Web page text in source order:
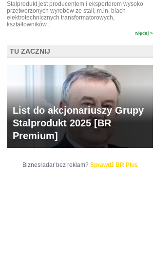
Stalprodukt jest producentem i eksporterem wysoko
przetworzonych wyrobów ze stali, m.in. blach
elektrotechnicznych transformatorowych,
kształtowników...
więcej »
TU ZACZNIJ
List do akcjonariuszy Grupy
Stalprodukt 2025 [BR
Premium]
Biznesradar bez reklam? Sprawdź BR Plus